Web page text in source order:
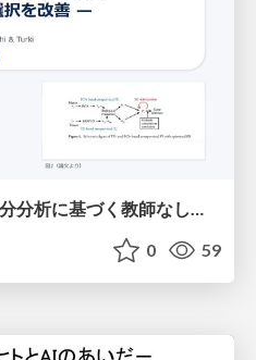
適応テンソル分解と主成分分析に基づく教師なし特徴抽出は、従来手法よりも生物学的に妥当な発現量差のある遺伝子を選択する
0 59